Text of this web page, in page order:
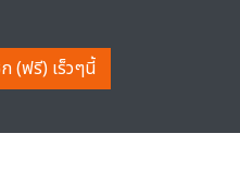
(ฟรี) เร็วๆนี้